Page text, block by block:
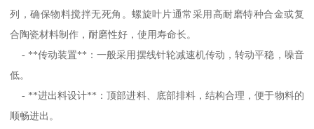
列，确保物料搅拌无死角。螺旋叶片通常采用高耐磨特种合金或复
合陶瓷材料制作，耐磨性好，使用寿命长。
- **传动装置**：一般采用摆线针轮减速机传动，转动平稳，噪音
低。
- **进出料设计**：顶部进料、底部排料，结构合理，便于物料的
顺畅进出。